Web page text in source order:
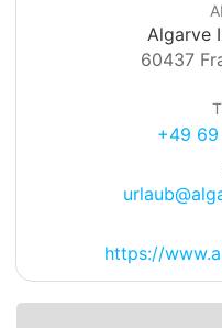
Algarve
60437
+49
https://